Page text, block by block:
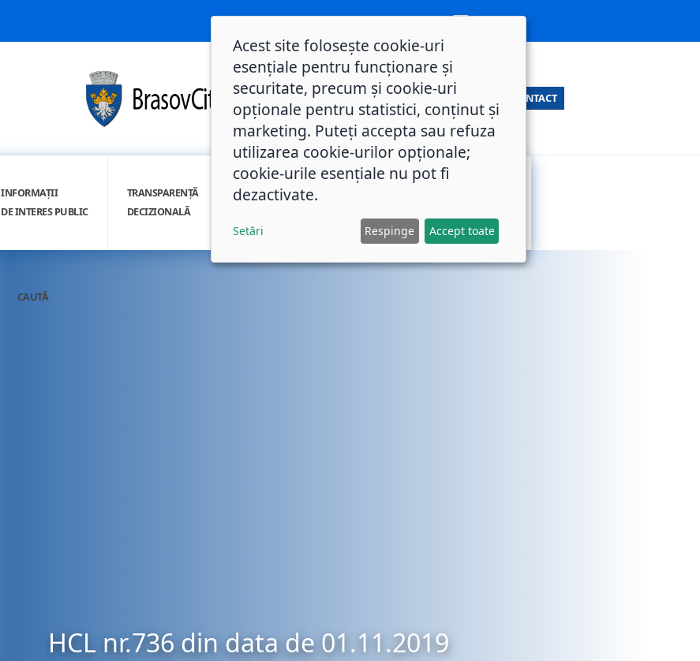
CONTACT
INFORMAȚII
DE INTERES PUBLIC
TRANSPARENȚĂ
DECIZIONALĂ
INTEGRITATE
CAUTĂ
HCL nr.736 din data de 01.11.2019
Acest site folosește cookie-uri
esențiale pentru funcționare și
securitate, precum și cookie-uri
opționale pentru statistici, conținut și
marketing. Puteți accepta sau refuza
utilizarea cookie-urilor opționale;
cookie-urile esențiale nu pot fi
dezactivate.
Setări Respinge Accept toate